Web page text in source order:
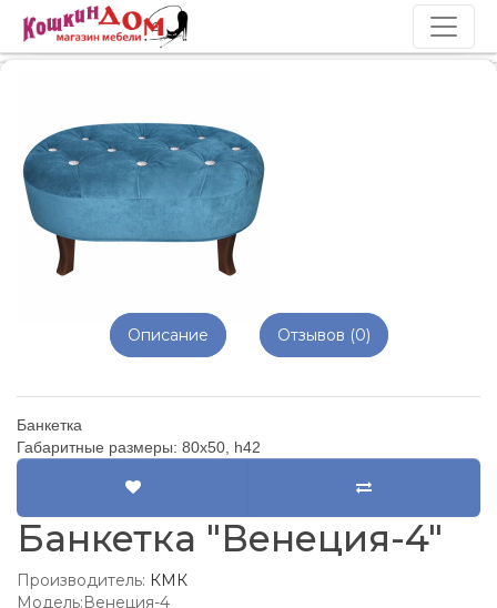
Описание Отзывов (0)
Банкетка
Габаритные размеры: 80х50, h42
Банкетка "Венеция-4"
Производитель: КМК
Модель:Венеция-4